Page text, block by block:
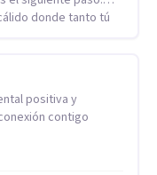
donde tanto tú
a la edad de
y los tecnicismos.
las emociones
a
positiva y
contigo